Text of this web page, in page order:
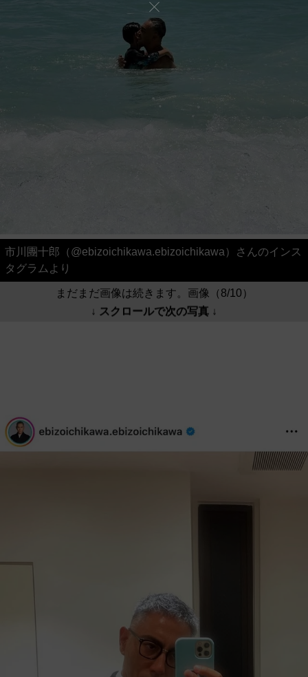
市川團十郎（@ebizoichikawa.ebizoichikawa）さんのインス
タグラムより
まだまだ画像は続きます。画像（8/10）
↓ スクロールで次の写真 ↓